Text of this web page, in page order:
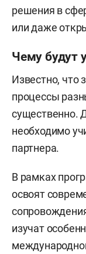
решения в
или даже
Чему будут
Известно, что
процессы
существенно.
необходимо
партнера.
В рамках
освоят
изучат